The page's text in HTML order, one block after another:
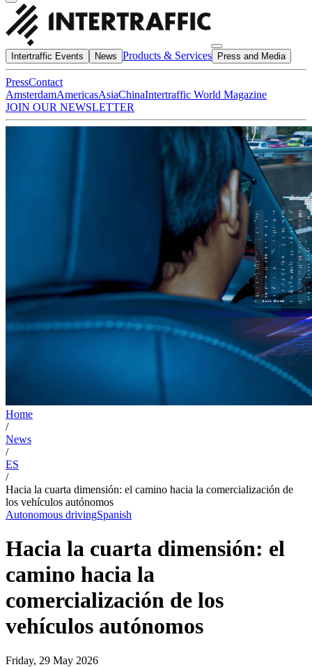
Intertraffic Events News Products & Services Press and Media
PressContact
AmsterdamAmericasAsiaChinaIntertraffic World Magazine
JOIN OUR NEWSLETTER
Home
/
News
/
ES
/
Hacia la cuarta dimensión: el camino hacia la comercialización de
los vehículos autónomos
Autonomous drivingSpanish
Hacia la cuarta dimensión: el
camino hacia la
comercialización de los
vehículos autónomos
Friday, 29 May 2026